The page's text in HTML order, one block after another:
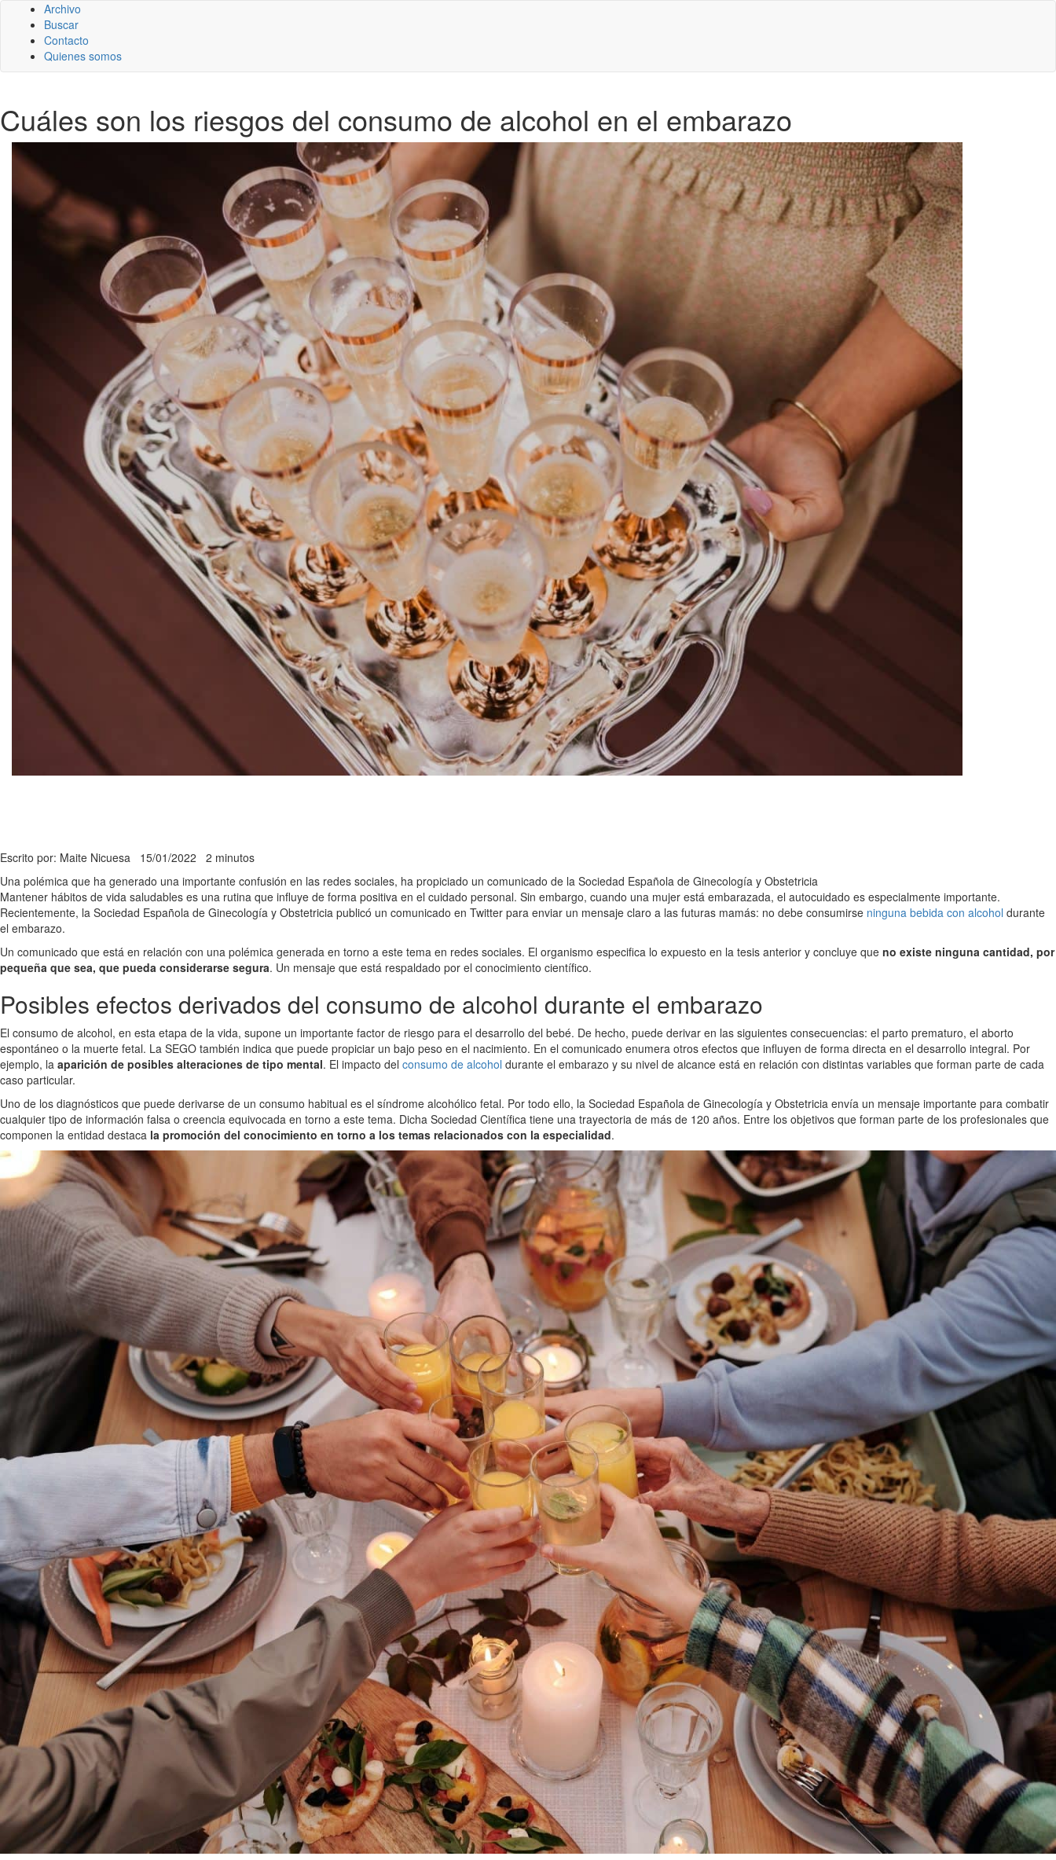
Archivo
Buscar
Contacto
Quienes somos
Cuáles son los riesgos del consumo de alcohol en el embarazo
Escrito por: Maite Nicuesa 15/01/2022 2 minutos
Una polémica que ha generado una importante confusión en las redes sociales, ha propiciado un comunicado de la Sociedad Española de Ginecología y Obstetricia
Mantener hábitos de vida saludables es una rutina que influye de forma positiva en el cuidado personal. Sin embargo, cuando una mujer está embarazada, el autocuidado es especialmente importante.
Recientemente, la Sociedad Española de Ginecología y Obstetricia publicó un comunicado en Twitter para enviar un mensaje claro a las futuras mamás: no debe consumirse ninguna bebida con alcohol durante
el embarazo.
Un comunicado que está en relación con una polémica generada en torno a este tema en redes sociales. El organismo especifica lo expuesto en la tesis anterior y concluye que no existe ninguna cantidad, por
pequeña que sea, que pueda considerarse segura. Un mensaje que está respaldado por el conocimiento científico.
Posibles efectos derivados del consumo de alcohol durante el embarazo
El consumo de alcohol, en esta etapa de la vida, supone un importante factor de riesgo para el desarrollo del bebé. De hecho, puede derivar en las siguientes consecuencias: el parto prematuro, el aborto
espontáneo o la muerte fetal. La SEGO también indica que puede propiciar un bajo peso en el nacimiento. En el comunicado enumera otros efectos que influyen de forma directa en el desarrollo integral. Por
ejemplo, la aparición de posibles alteraciones de tipo mental. El impacto del consumo de alcohol durante el embarazo y su nivel de alcance está en relación con distintas variables que forman parte de cada
caso particular.
Uno de los diagnósticos que puede derivarse de un consumo habitual es el síndrome alcohólico fetal. Por todo ello, la Sociedad Española de Ginecología y Obstetricia envía un mensaje importante para combatir
cualquier tipo de información falsa o creencia equivocada en torno a este tema. Dicha Sociedad Científica tiene una trayectoria de más de 120 años. Entre los objetivos que forman parte de los profesionales que
componen la entidad destaca la promoción del conocimiento en torno a los temas relacionados con la especialidad.